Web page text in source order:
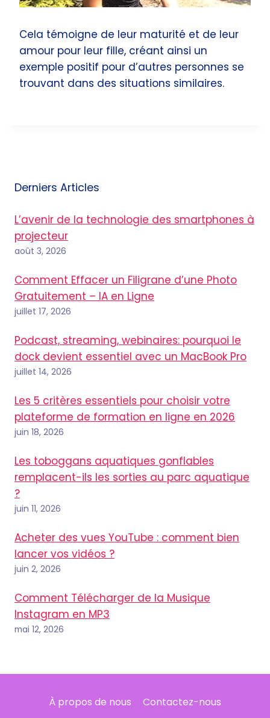
Cela témoigne de leur maturité et de leur
amour pour leur fille, créant ainsi un
exemple positif pour d’autres personnes se
trouvant dans des situations similaires.
Derniers Articles
L’avenir de la technologie des smartphones à
projecteur
août 3, 2026
Comment Effacer un Filigrane d’une Photo
Gratuitement – IA en Ligne
juillet 17, 2026
Podcast, streaming, webinaires: pourquoi le
dock devient essentiel avec un MacBook Pro
juillet 14, 2026
Les 5 critères essentiels pour choisir votre
plateforme de formation en ligne en 2026
juin 18, 2026
Les toboggans aquatiques gonflables
remplacent-ils les sorties au parc aquatique
?
juin 11, 2026
Acheter des vues YouTube : comment bien
lancer vos vidéos ?
juin 2, 2026
Comment Télécharger de la Musique
Instagram en MP3
mai 12, 2026
À propos de nous
Contactez-nous